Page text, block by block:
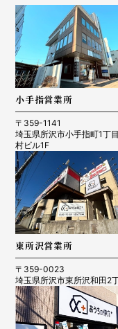
小手指営業所
〒359-1141
埼玉県所沢市小手指町1丁
村ビル1F
東所沢営業所
〒359-0023
埼玉県所沢市東所沢和田2